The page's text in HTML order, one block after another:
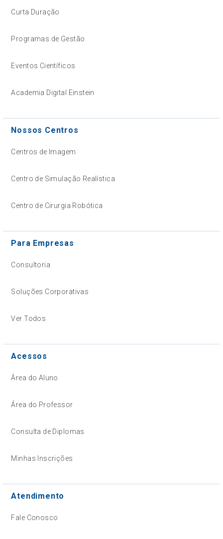
Curta Duração
Programas de Gestão
Eventos Científicos
Academia Digital Einstein
Nossos Centros
Centros de Imagem
Centro de Simulação Realística
Centro de Cirurgia Robótica
Para Empresas
Consultoria
Soluções Corporativas
Ver Todos
Acessos
Área do Aluno
Área do Professor
Consulta de Diplomas
Minhas Inscrições
Atendimento
Fale Conosco